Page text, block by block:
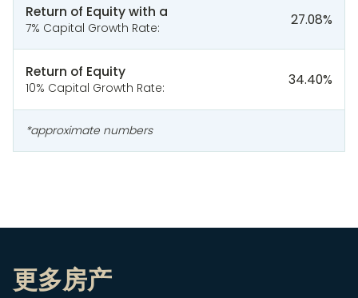
Return of Equity with a
7% Capital Growth Rate: 27.08%
Return of Equity
10% Capital Growth Rate: 34.40%
*approximate numbers
更多房产